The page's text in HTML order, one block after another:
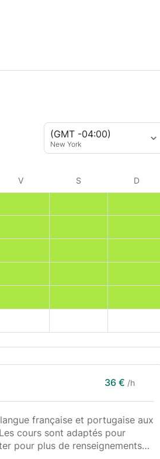
(GMT -04:00)
New York
V S D
36 € /h
française et portugaise aux
cours sont adaptés pour
pour plus de renseignements